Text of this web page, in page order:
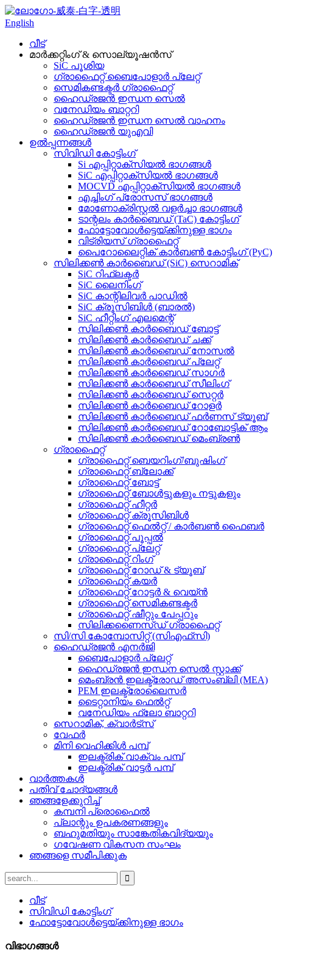
English
വീട്
മാർക്കറ്റിംഗ് & സൊല്യൂഷൻസ്
SiC പൂശിയ
ഗ്രാഫൈറ്റ് ബൈപോളാർ പ്ലേറ്റ്
സെമികണ്ടക്ടർ ഗ്രാഫൈറ്റ്
ഹൈഡ്രജൻ ഇന്ധന സെൽ
വനേഡിയം ബാറ്ററി
ഹൈഡ്രജൻ ഇന്ധന സെൽ വാഹനം
ഹൈഡ്രജൻ യു‌എ‌വി
ഉൽപ്പന്നങ്ങൾ
സിവിഡി കോട്ടിംഗ്
Si എപ്പിറ്റാക്സിയൽ ഭാഗങ്ങൾ
SiC എപ്പിറ്റാക്സിയൽ ഭാഗങ്ങൾ
MOCVD എപ്പിറ്റാക്സിയൽ ഭാഗങ്ങൾ
എച്ചിംഗ് പ്രോസസ് ഭാഗങ്ങൾ
മോണോക്രിസ്റ്റൽ വളർച്ചാ ഭാഗങ്ങൾ
ടാന്റലം കാർബൈഡ് (TaC) കോട്ടിംഗ്
ഫോട്ടോവോൾട്ടെയ്‌ക്കിനുള്ള ഭാഗം
വിട്രിയസ് ഗ്രാഫൈറ്റ്
പൈറോലൈറ്റിക് കാർബൺ കോട്ടിംഗ് (PyC)
സിലിക്കൺ കാർബൈഡ് (SiC) സെറാമിക്
SiC റിഫ്ലക്ടർ
SiC ലൈനിംഗ്
SiC കാന്റിലിവർ പാഡിൽ
SiC ക്രൂസിബിൾ (ബാരൽ)
SiC ഹീറ്റിംഗ് എലമെന്റ്
സിലിക്കൺ കാർബൈഡ് ബോട്ട്
സിലിക്കൺ കാർബൈഡ് ചക്ക്
സിലിക്കൺ കാർബൈഡ് നോസൽ
സിലിക്കൺ കാർബൈഡ് പ്ലേറ്റ്
സിലിക്കൺ കാർബൈഡ് സാഗർ
സിലിക്കൺ കാർബൈഡ് സീലിംഗ്
സിലിക്കൺ കാർബൈഡ് സെറ്റർ
സിലിക്കൺ കാർബൈഡ് റോളർ
സിലിക്കൺ കാർബൈഡ് ഫർണസ് ട്യൂബ്
സിലിക്കൺ കാർബൈഡ് റോബോട്ടിക് ആം
സിലിക്കൺ കാർബൈഡ് മെംബ്രൺ
ഗ്രാഫൈറ്റ്
ഗ്രാഫൈറ്റ് ബെയറിംഗ്/ബുഷിംഗ്
ഗ്രാഫൈറ്റ് ബ്ലോക്ക്
ഗ്രാഫൈറ്റ് ബോട്ട്
ഗ്രാഫൈറ്റ് ബോൾട്ടുകളും നട്ടുകളും
ഗ്രാഫൈറ്റ് ഹീറ്റർ
ഗ്രാഫൈറ്റ് ക്രൂസിബിൾ
ഗ്രാഫൈറ്റ് ഫെൽറ്റ് / കാർബൺ ഫൈബർ
ഗ്രാഫൈറ്റ് പൂപ്പൽ
ഗ്രാഫൈറ്റ് പ്ലേറ്റ്
ഗ്രാഫൈറ്റ് റിംഗ്
ഗ്രാഫൈറ്റ് റോഡ് & ട്യൂബ്
ഗ്രാഫൈറ്റ് കയർ
ഗ്രാഫൈറ്റ് റോട്ടർ & വെയ്ൻ
ഗ്രാഫൈറ്റ് സെമികണ്ടക്ടർ
ഗ്രാഫൈറ്റ് ഷീറ്റും പേപ്പറും
സിലിക്കണൈസ്ഡ് ഗ്രാഫൈറ്റ്
സി/സി കോമ്പോസിറ്റ് (സിഎഫ്‌സി)
ഹൈഡ്രജൻ എനർജി
ബൈപോളാർ പ്ലേറ്റ്
ഹൈഡ്രജൻ ഇന്ധന സെൽ സ്റ്റാക്ക്
മെംബ്രൻ ഇലക്ട്രോഡ് അസംബ്ലി (MEA)
PEM ഇലക്ട്രോലൈസർ
ടൈറ്റാനിയം ഫെൽറ്റ്
വനേഡിയം ഫ്ലോ ബാറ്ററി
സെറാമിക്, ക്വാർട്സ്
വേഫർ
മിനി വെഹിക്കിൾ പമ്പ്
ഇലക്ട്രിക് വാക്വം പമ്പ്
ഇലക്ട്രിക് വാട്ടർ പമ്പ്
വാർത്തകൾ
പതിവ് ചോദ്യങ്ങൾ
ഞങ്ങളേക്കുറിച്ച്
കമ്പനി പ്രൊഫൈൽ
പ്ലാന്റും ഉപകരണങ്ങളും
ബഹുമതിയും സാങ്കേതികവിദ്യയും
ഗവേഷണ വികസന സംഘം
ഞങ്ങളെ സമീപിക്കുക
വീട്
സിവിഡി കോട്ടിംഗ്
ഫോട്ടോവോൾട്ടെയ്‌ക്കിനുള്ള ഭാഗം
വിഭാഗങ്ങൾ